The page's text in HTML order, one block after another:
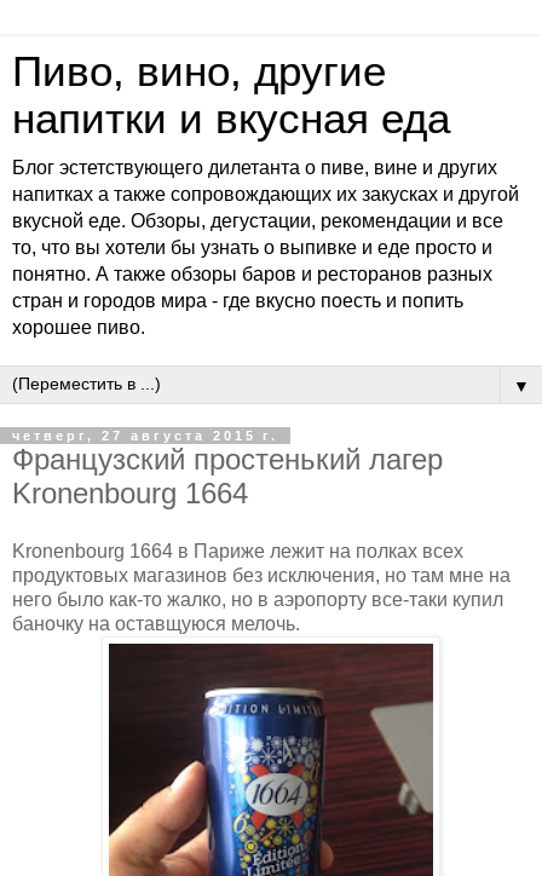
Пиво, вино, другие
напитки и вкусная еда
Блог эстетствующего дилетанта о пиве, вине и других
напитках а также сопровождающих их закусках и другой
вкусной еде. Обзоры, дегустации, рекомендации и все
то, что вы хотели бы узнать о выпивке и еде просто и
понятно. А также обзоры баров и ресторанов разных
стран и городов мира - где вкусно поесть и попить
хорошее пиво.
▼
четверг, 27 августа 2015 г.
Французский простенький лагер
Kronenbourg 1664
Kronenbourg 1664 в Париже лежит на полках всех
продуктовых магазинов без исключения, но там мне на
него было как-то жалко, но в аэропорту все-таки купил
баночку на оставщуюся мелочь.